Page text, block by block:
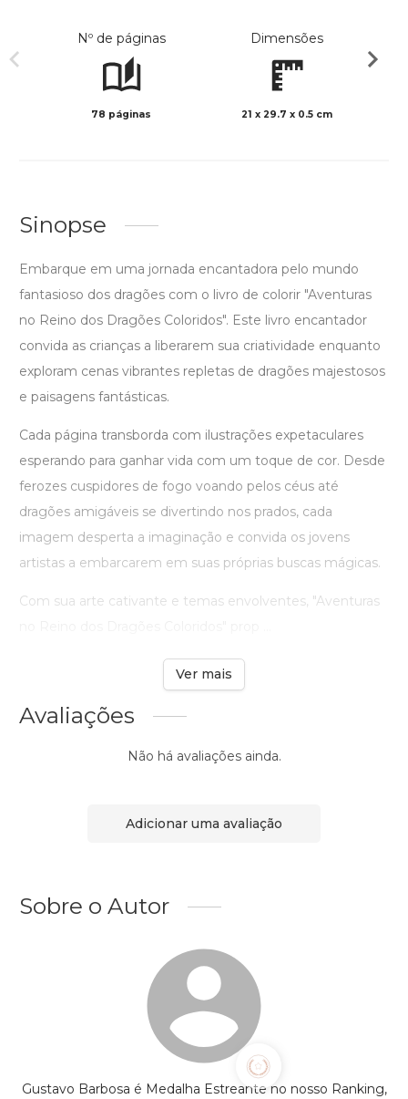
Nº de páginas
78 páginas
Dimensões
21 x 29.7 x 0.5 cm
Sinopse
Embarque em uma jornada encantadora pelo mundo
fantasioso dos dragões com o livro de colorir "Aventuras
no Reino dos Dragões Coloridos". Este livro encantador
convida as crianças a liberarem sua criatividade enquanto
exploram cenas vibrantes repletas de dragões majestosos
e paisagens fantásticas.
Cada página transborda com ilustrações expetaculares
esperando para ganhar vida com um toque de cor. Desde
ferozes cuspidores de fogo voando pelos céus até
dragões amigáveis se divertindo nos prados, cada
imagem desperta a imaginação e convida os jovens
artistas a embarcarem em suas próprias buscas mágicas.
Com sua arte cativante e temas envolventes, "Aventuras
Ver mais
Avaliações
Não há avaliações ainda.
Adicionar uma avaliação
Sobre o Autor
Gustavo Barbosa é Medalha Estreante no nosso Ranking,